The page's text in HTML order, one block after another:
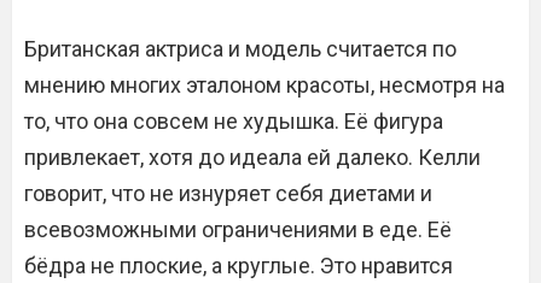
Британская актриса и модель считается по
мнению многих эталоном красоты, несмотря на
то, что она совсем не худышка. Её фигура
привлекает, хотя до идеала ей далеко. Келли
говорит, что не изнуряет себя диетами и
всевозможными ограничениями в еде. Её
бёдра не плоские, а круглые. Это нравится